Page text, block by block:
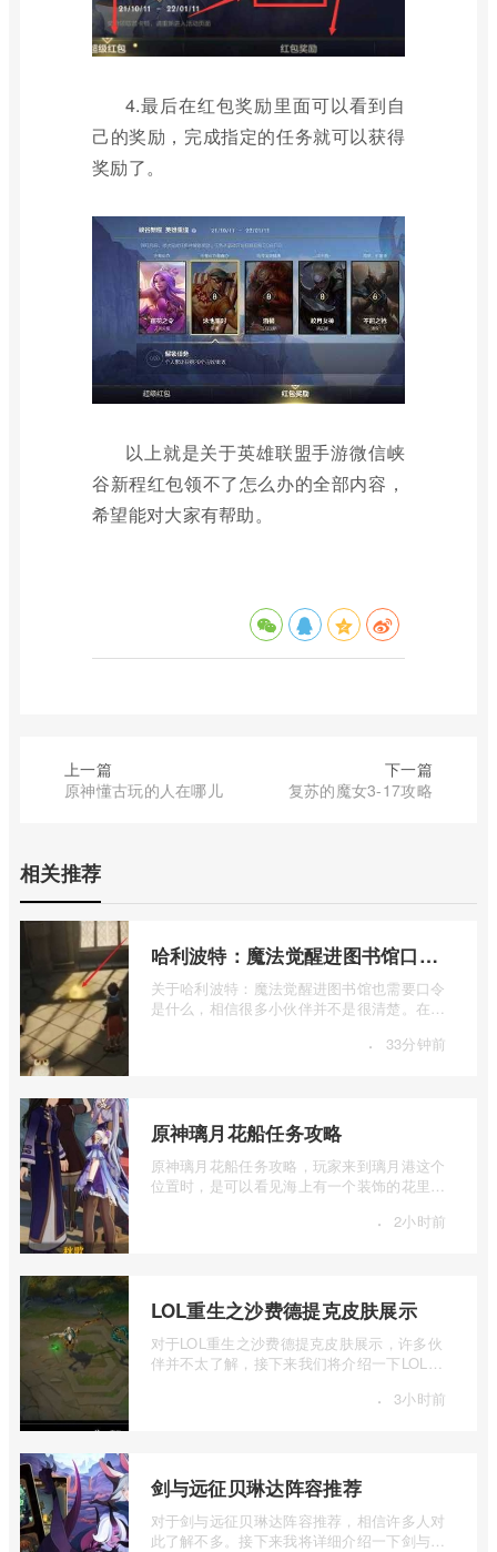
4.最后在红包奖励里面可以看到自
己的奖励，完成指定的任务就可以获得
奖励了。
以上就是关于英雄联盟手游微信峡
谷新程红包领不了怎么办的全部内容，
希望能对大家有帮助。
上一篇
原神懂古玩的人在哪儿
下一篇
复苏的魔女3-17攻略
相关推荐
哈利波特：魔法觉醒进图书馆口令解析
关于哈利波特：魔法觉醒进图书馆也需要口令
是什么，相信很多小伙伴并不是很清楚。在接
· 33分钟前
原神璃月花船任务攻略
原神璃月花船任务攻略，玩家来到璃月港这个
位置时，是可以看见海上有一个装饰的花里胡
· 2小时前
LOL重生之沙费德提克皮肤展示
对于LOL重生之沙费德提克皮肤展示，许多伙
伴并不太了解，接下来我们将介绍一下LOL重
· 3小时前
剑与远征贝琳达阵容推荐
对于剑与远征贝琳达阵容推荐，相信许多人对
此了解不多。接下来我将详细介绍一下剑与远